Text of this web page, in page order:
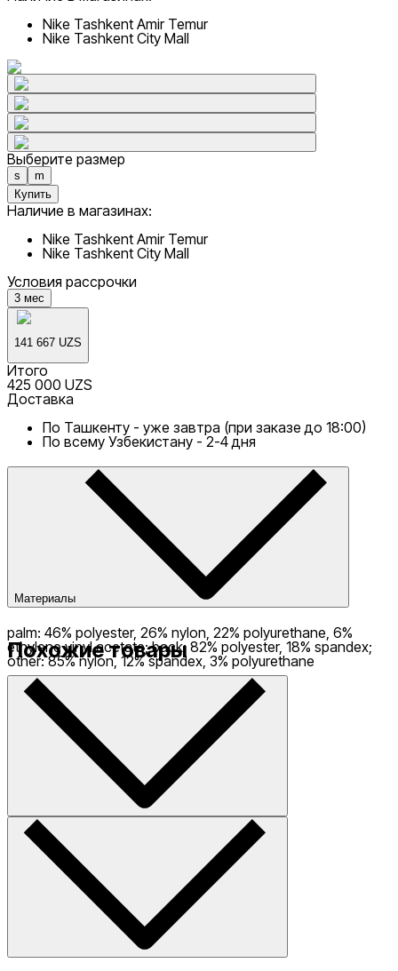
Nike Tashkent Amir Temur
Nike Tashkent City Mall
Выберите размер
s
m
Купить
Наличие в магазинах:
Nike Tashkent Amir Temur
Nike Tashkent City Mall
Условия рассрочки
3 мес
141 667 UZS
Итого
425 000 UZS
Доставка
По Ташкенту - уже завтра (при заказе до 18:00)
По всему Узбекистану - 2-4 дня
Материалы
palm: 46% polyester, 26% nylon, 22% polyurethane, 6%
ethylene vinyl acetate; back: 82% polyester, 18% spandex;
other: 85% nylon, 12% spandex, 3% polyurethane
Похожие товары